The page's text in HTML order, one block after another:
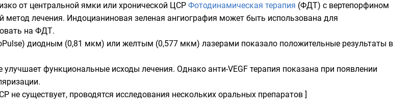
от центральной ямки или хронической ЦСР Фотодинамическая терапия (ФДТ) с вертепорфином
лечения. Индоцианиновая зеленая ангиография может быть использована для
на ФДТ.
диодным (0,81 мкм) или желтым (0,577 мкм) лазерами показало положительные результаты в
улучшает функциональные исходы лечения. Однако анти-VEGF терапия показана при появлении
не существует, проводятся исследования нескольких оральных препаратов ]